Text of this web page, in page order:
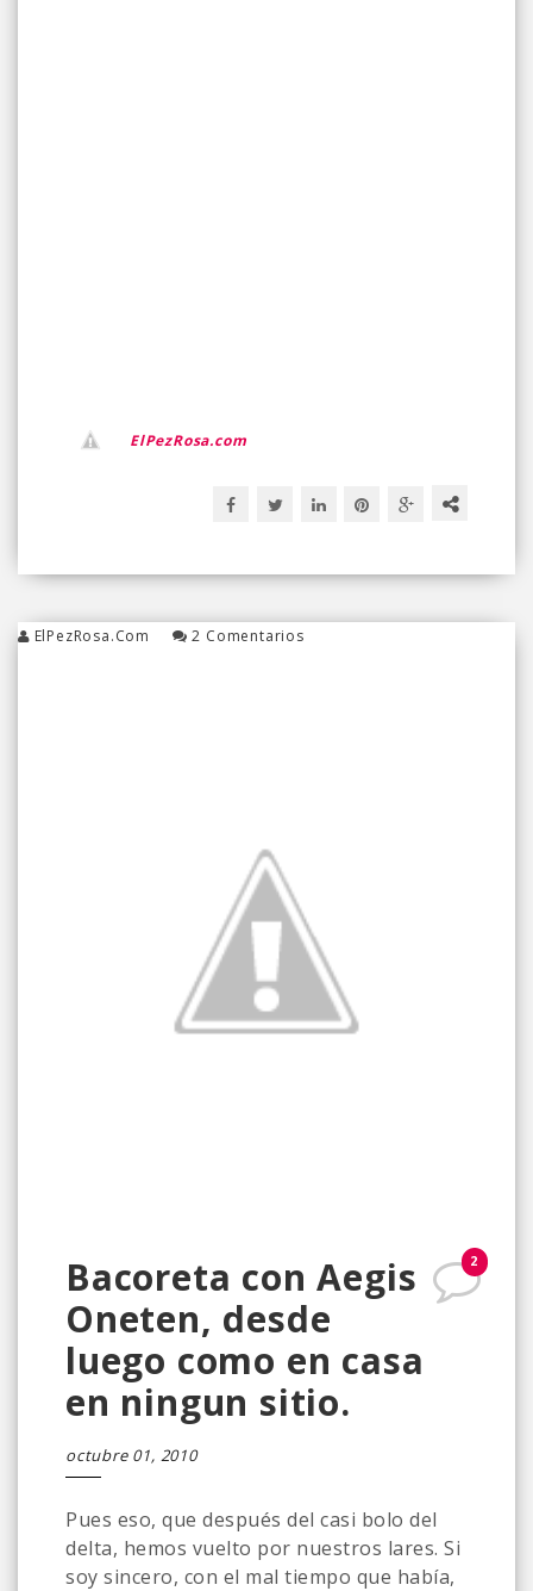
ElPezRosa.com
ElPezRosa.com 2 Comentarios
2
Bacoreta con Aegis
Oneten, desde
luego como en casa
en ningun sitio.
octubre 01, 2010
Pues eso, que después del casi bolo del
delta, hemos vuelto por nuestros lares. Si
soy sincero, con el mal tiempo que había,